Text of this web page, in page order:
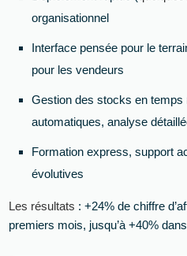
organisationnel
Interface pensée pour le
pour les vendeurs
Gestion des stocks en temps
automatiques, analyse
Formation express, support
évolutives
Les résultats : +24% de chiffre
premiers mois, jusqu’à +40%